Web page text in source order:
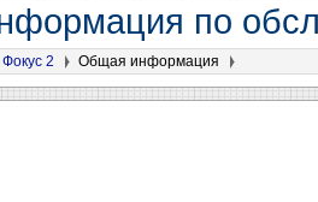
по
Фокус 2 Общая информация